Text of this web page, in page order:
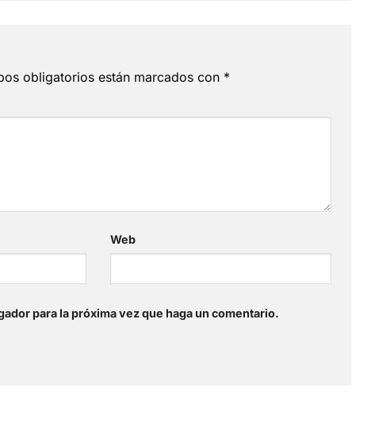
obligatorios están marcados con *
Web
para la próxima vez que haga un comentario.